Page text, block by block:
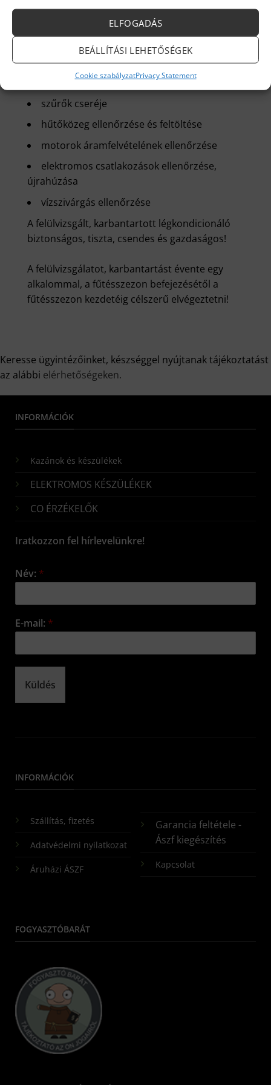
ELFOGADÁS
BEÁLLÍTÁSI LEHETŐSÉGEK
Cookie szabályzatPrivacy Statement
Légkondicionáló karbantartás
kültéri-és beltéri egység megtisztítása
teljesítmény működésének ellenőrzése
szűrők cseréje
hűtőközeg ellenőrzése és feltöltése
motorok áramfelvételének ellenőrzése
elektromos csatlakozások ellenőrzése,
újrahúzása
vízszivárgás ellenőrzése
A felülvizsgált, karbantartott légkondicionáló
biztonságos, tiszta, csendes és gazdaságos!
A felülvizsgálatot, karbantartást évente egy
alkalommal, a fűtésszezon befejezésétől a
fűtésszezon kezdetéig célszerű elvégeztetni!
Keresse ügyintézőinket, készséggel nyújtanak tájékoztatást
az alábbi elérhetőségeken.
INFORMÁCIÓK
Kazánok és készülékek
ELEKTROMOS KÉSZÜLÉKEK
CO ÉRZÉKELŐK
Iratkozzon fel hírlevelünkre!
Név: *
E-mail: *
Küldés
INFORMÁCIÓK
Szállítás, fizetés
Adatvédelmi nyilatkozat
Áruházi ÁSZF
Garancia feltétele -
Ászf kiegészítés
Kapcsolat
FOGYASZTÓBARÁT